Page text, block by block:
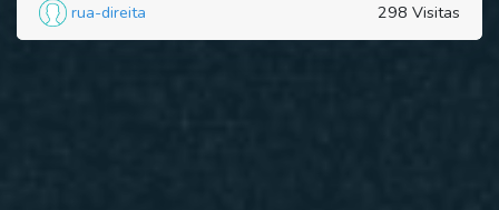
rua-direita 298 Visitas